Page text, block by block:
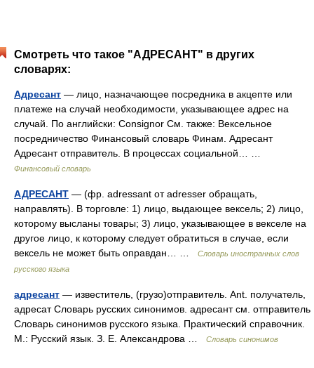
Смотреть что такое "АДРЕСАНТ" в других
словарях:
Адресант — лицо, назначающее посредника в акцепте или
платеже на случай необходимости, указывающее адрес на
случай. По английски: Consignor См. также: Вексельное
посредничество Финансовый словарь Финам. Адресант
Адресант отправитель. В процессах социальной… …
Финансовый словарь
АДРЕСАНТ — (фр. adressant от adresser обращать,
направлять). В торговле: 1) лицо, выдающее вексель; 2) лицо,
которому высланы товары; 3) лицо, указывающее в векселе на
другое лицо, к которому следует обратиться в случае, если
вексель не может быть оправдан… …
Словарь иностранных слов
русского языка
адресант — известитель, (грузо)отправитель. Ant. получатель,
адресат Словарь русских синонимов. адресант см. отправитель
Словарь синонимов русского языка. Практический справочник.
М.: Русский язык. З. Е. Александрова …
Словарь синонимов